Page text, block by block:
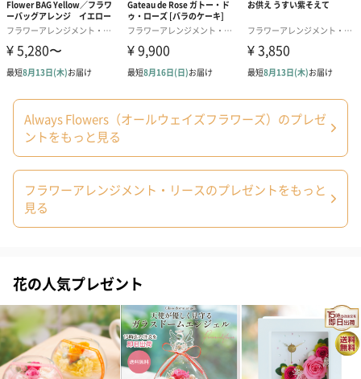
ドライフラワー・プリザーブドフラワー
自然のお花で作ったドライフラワー・プリザーブドフラワーを同
梱します。
い。パッケージに入れてお届けします。
ブーケ（ピンク）
（2,580円）
（2,580円）
ぬいぐるみ
Always Flowers（オールウェイズフラワーズ）のプレゼ
ントをもっと見る
フラワーアレンジメント・リースのプレゼントをもっと
見る
花の人気プレゼント